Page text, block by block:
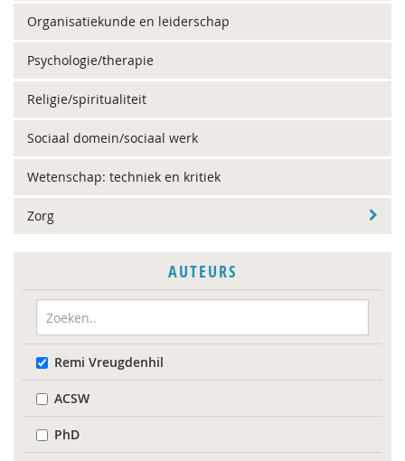
Organisatiekunde en leiderschap
Psychologie/therapie
Religie/spiritualiteit
Sociaal domein/sociaal werk
Wetenschap: techniek en kritiek
Zorg
AUTEURS
Remi Vreugdenhil
ACSW
PhD